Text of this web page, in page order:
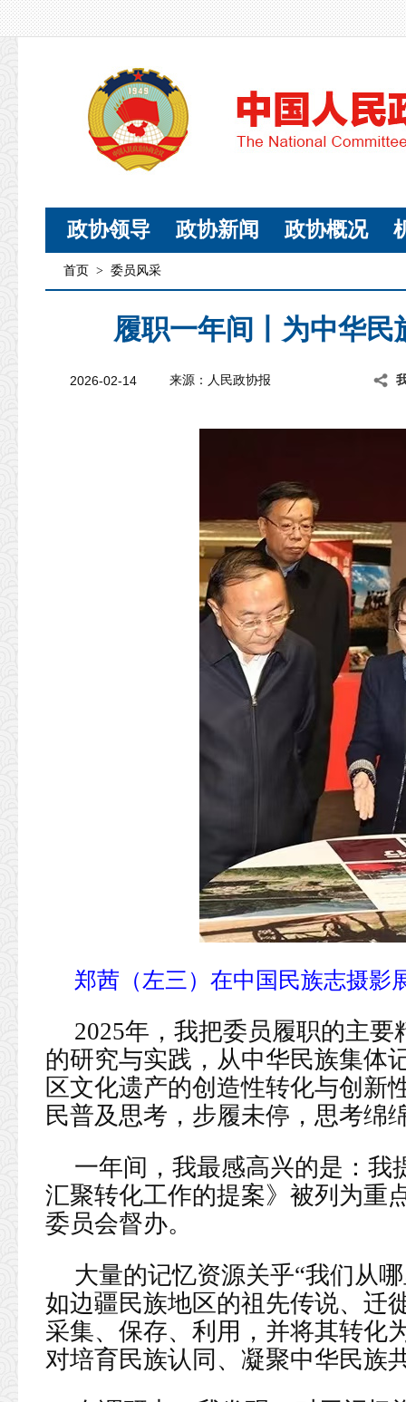
政协领导 政协新闻 政协概况
首页 > 委员风采
履职一年间丨为中华
2026-02-14 来源：人民政协报
郑茜（左三）在中国民族志摄影
2025年，我把委员履职的主
的研究与实践，从中华民族集体
区文化遗产的创造性转化与创新
民普及思考，步履未停，思考
一年间，我最感高兴的是：我
汇聚转化工作的提案》被列为重
委员会督办。
大量的记忆资源关乎“我们从
如边疆民族地区的祖先传说、迁
采集、保存、利用，并将其转化
对培育民族认同、凝聚中华民族